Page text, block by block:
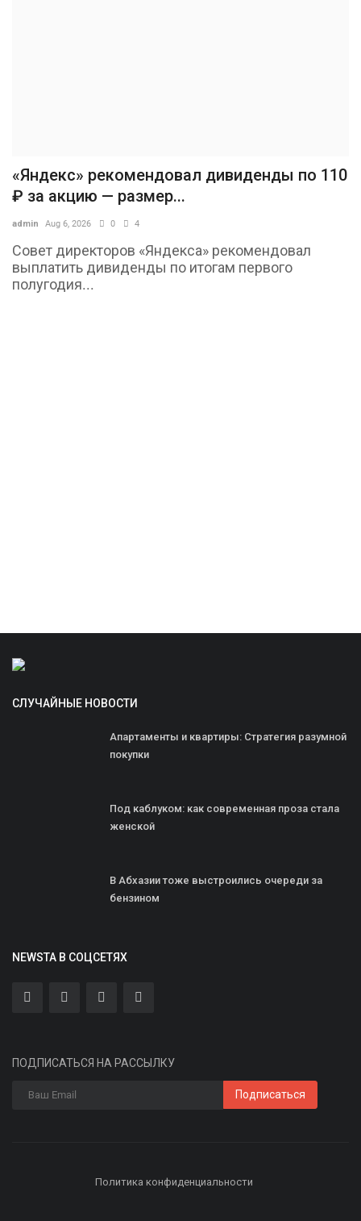
«Яндекс» рекомендовал дивиденды по 110
₽ за акцию — размер...
admin Aug 6, 2026 0 4
Совет директоров «Яндекса» рекомендовал
выплатить дивиденды по итогам первого
полугодия...
СЛУЧАЙНЫЕ НОВОСТИ
Апартаменты и квартиры: Стратегия разумной
покупки
Под каблуком: как современная проза стала
женской
В Абхазии тоже выстроились очереди за
бензином
NEWSTA В СОЦСЕТЯХ
ПОДПИСАТЬСЯ НА РАССЫЛКУ
Подписаться
Политика конфиденциальности